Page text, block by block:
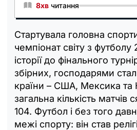
8хв читання
Стартувала головна
чемпіонат світу з
історії до фінального
збірних, господарями
країни – США, Мексика та
загальна кількість матчів
104. Футбол і без того
межі спорту: він став